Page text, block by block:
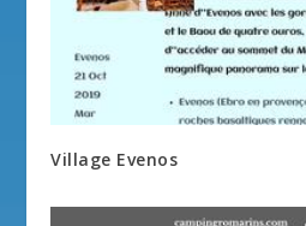
Village Evenos